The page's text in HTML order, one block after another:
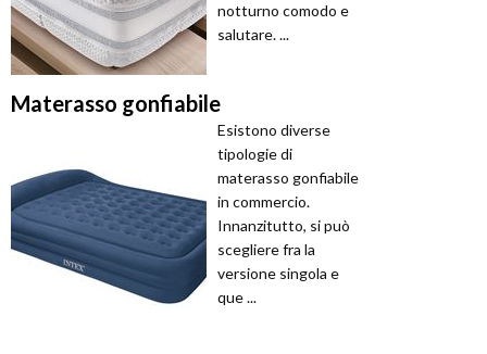
notturno comodo e
salutare. ...
Materasso gonfiabile
Esistono diverse
tipologie di
materasso gonfiabile
in commercio.
Innanzitutto, si può
scegliere fra la
versione singola e
que ...